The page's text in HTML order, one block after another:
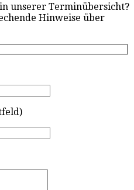
unserer Terminübersicht?
Hinweise über